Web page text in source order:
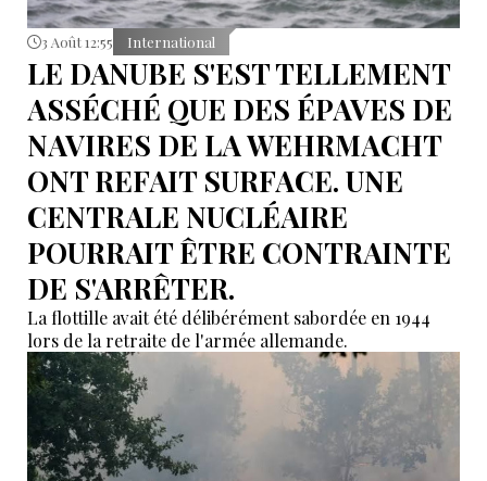
3 Août 12:55 International
LE DANUBE S'EST TELLEMENT
ASSÉCHÉ QUE DES ÉPAVES DE
NAVIRES DE LA WEHRMACHT
ONT REFAIT SURFACE. UNE
CENTRALE NUCLÉAIRE
POURRAIT ÊTRE CONTRAINTE
DE S'ARRÊTER.
La flottille avait été délibérément sabordée en 1944
lors de la retraite de l'armée allemande.